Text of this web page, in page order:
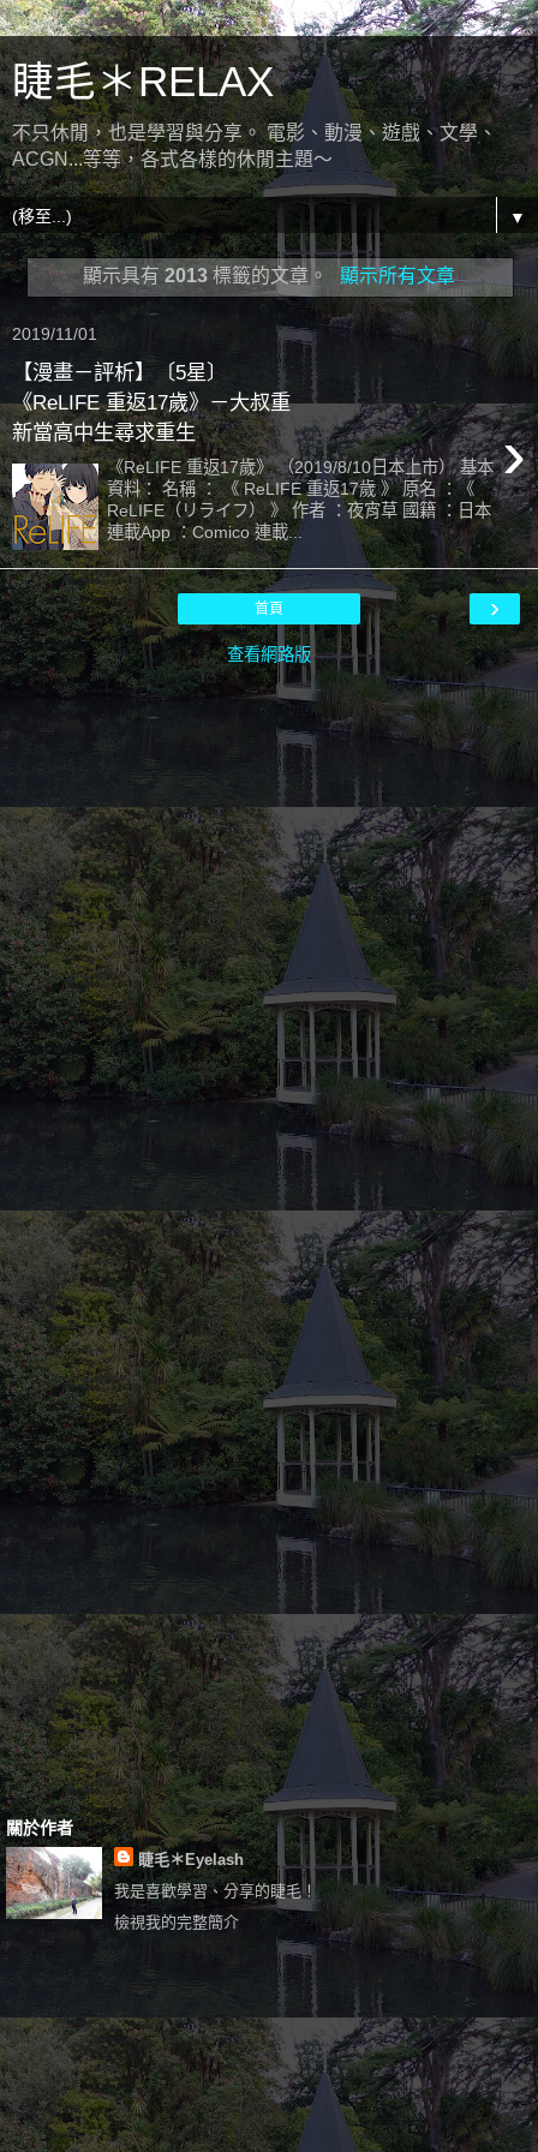
睫毛＊RELAX
不只休閒，也是學習與分享。 電影、動漫、遊戲、文學、
ACGN...等等，各式各樣的休閒主題～
▼
顯示具有2013標籤的文章。 顯示所有文章
2019/11/01
【漫畫－評析】〔5星〕
《ReLIFE 重返17歲》－大叔重
新當高中生尋求重生
›
《ReLIFE 重返17歲》 （2019/8/10日本上市） 基本
資料： 名稱 ： 《 ReLIFE 重返17歲 》 原名 ：《
ReLIFE（リライフ） 》 作者 ：夜宵草 國籍 ：日本
連載App ：Comico 連載...
›
首頁
查看網路版
關於作者
睫毛＊Eyelash
我是喜歡學習、分享的睫毛！
檢視我的完整簡介